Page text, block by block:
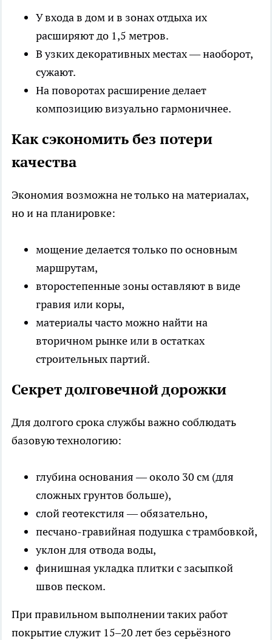
У входа в дом и в зонах отдыха их
расширяют до 1,5 метров.
В узких декоративных местах — наоборот,
сужают.
На поворотах расширение делает
композицию визуально гармоничнее.
Как сэкономить без потери
качества
Экономия возможна не только на материалах,
но и на планировке:
мощение делается только по основным
маршрутам,
второстепенные зоны оставляют в виде
гравия или коры,
материалы часто можно найти на
вторичном рынке или в остатках
строительных партий.
Секрет долговечной дорожки
Для долгого срока службы важно соблюдать
базовую технологию:
глубина основания — около 30 см (для
сложных грунтов больше),
слой геотекстиля — обязательно,
песчано-гравийная подушка с трамбовкой,
уклон для отвода воды,
финишная укладка плитки с засыпкой
швов песком.
При правильном выполнении таких работ
покрытие служит 15–20 лет без серьёзного